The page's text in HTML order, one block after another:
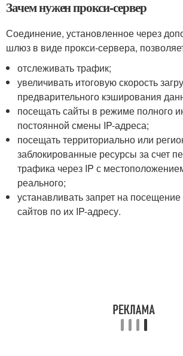
Зачем нужен прокси-сервер
Соединение, установленное через
шлюз в виде прокси-сервера,
отслеживать трафик;
увеличивать итоговую скорость
предварительного кэширования
посещать сайты в режиме полного
постоянной смены IP-адреса;
посещать территориально или
заблокированные ресурсы за счет
трафика через IP с
реального;
устанавливать запрет на
сайтов по их IP-адресу.